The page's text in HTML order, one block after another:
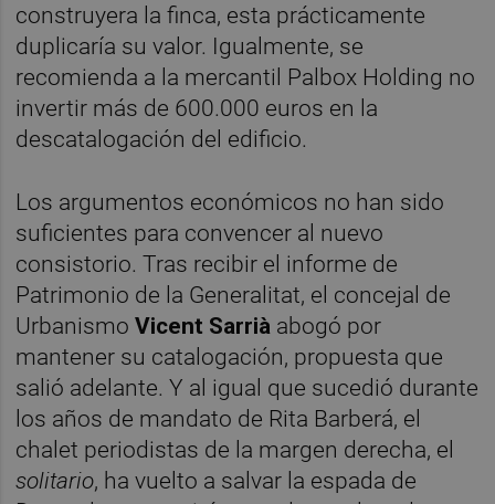
construyera la finca, esta prácticamente
duplicaría su valor. Igualmente, se
recomienda a la mercantil Palbox Holding no
invertir más de 600.000 euros en la
descatalogación del edificio.
Los argumentos económicos no han sido
suficientes para convencer al nuevo
consistorio. Tras recibir el informe de
Patrimonio de la Generalitat, el concejal de
UrbanismoVicent Sarrià abogó por
mantener su catalogación, propuesta que
salió adelante. Y al igual que sucedió durante
los años de mandato de Rita Barberá, el
chalet periodistas de la margen derecha, el
solitario, ha vuelto a salvar la espada de